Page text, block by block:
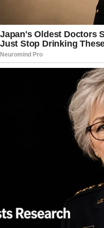
homenagem ao
mensagem publicada
destacou que Victor
que “Y.M.C.A.” tocar,
comemorações da
Independência norte-
ainda enviou
demais integrantes da
A carreira de Willis,
aos palcos da música.
participou de
demonstrando
Sua presença em
mais sua reputação